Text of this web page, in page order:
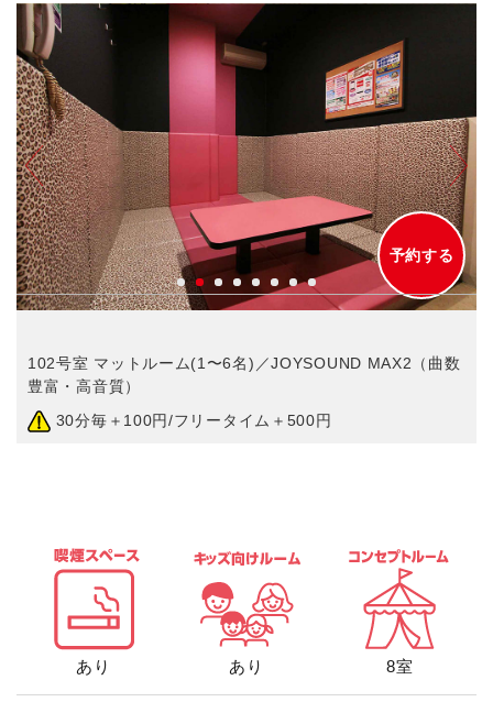
予約する
102号室 マットルーム(1〜6名)／JOYSOUND MAX2（曲数
豊富・高音質）
30分毎＋100円/フリータイム＋500円
あり あり 8室